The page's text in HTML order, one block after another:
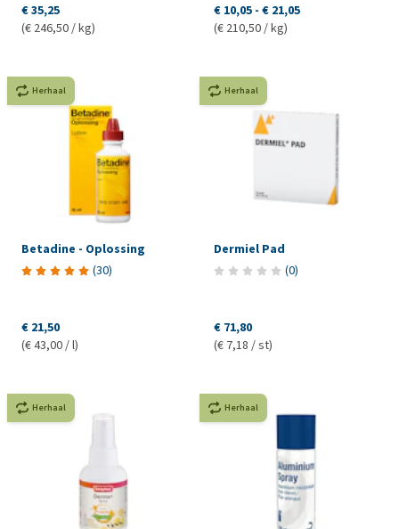
€ 35,25
(€ 246,50 / kg)
€ 10,05 - € 21,05
(€ 210,50 / kg)
Herhaal
Betadine - Oplossing
(30)
€ 21,50
(€ 43,00 / l)
Herhaal
Dermiel Pad
(0)
€ 71,80
(€ 7,18 / st)
Herhaal Herhaal